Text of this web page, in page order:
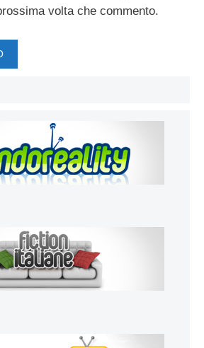
volta che commento.